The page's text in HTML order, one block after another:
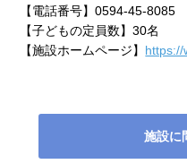
【電話番号】0594-45-8085
【子どもの定員数】30名
【施設ホームページ】 https://
施設に